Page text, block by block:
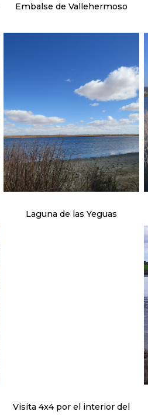
Embalse de Vallehermoso
Laguna de las Yeguas
Visita 4x4 por el interior del